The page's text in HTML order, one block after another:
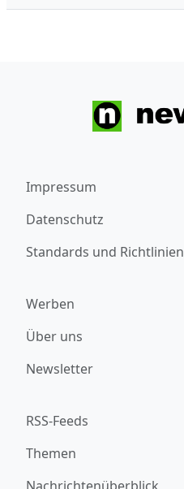
Impressum
Datenschutz
Standards und Richtlinien
Werben
Über uns
Newsletter
RSS-Feeds
Themen